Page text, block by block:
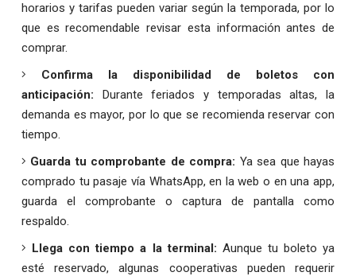
horarios y tarifas pueden variar según la temporada, por lo
que es recomendable revisar esta información antes de
comprar.
Confirma la disponibilidad de boletos con
anticipación: Durante feriados y temporadas altas, la
demanda es mayor, por lo que se recomienda reservar con
tiempo.
Guarda tu comprobante de compra: Ya sea que hayas
comprado tu pasaje vía WhatsApp, en la web o en una app,
guarda el comprobante o captura de pantalla como
respaldo.
Llega con tiempo a la terminal: Aunque tu boleto ya
esté reservado, algunas cooperativas pueden requerir